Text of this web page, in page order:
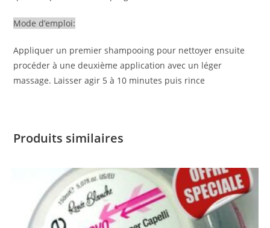
Mode d’emploi:
Appliquer un premier shampooing pour nettoyer ensuite
procéder à une deuxième application avec un léger
massage. Laisser agir 5 à 10 minutes puis rince
Produits similaires